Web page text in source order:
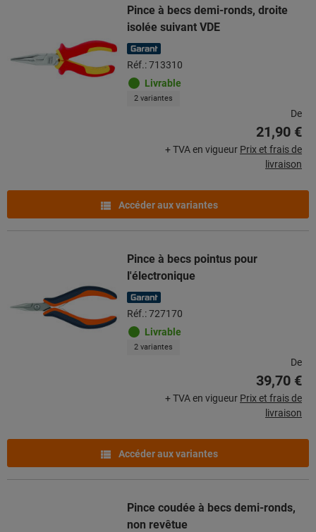
Pince à becs demi-ronds, droite
isolée suivant VDE
Réf.: 713310
Livrable
2 variantes
De
21,90 €
+ TVA en vigueur Prix et frais de
livraison
Accéder aux variantes
Pince à becs pointus pour
l'électronique
Réf.: 727170
Livrable
2 variantes
De
39,70 €
+ TVA en vigueur Prix et frais de
livraison
Accéder aux variantes
Pince coudée à becs demi-ronds,
non revêtue